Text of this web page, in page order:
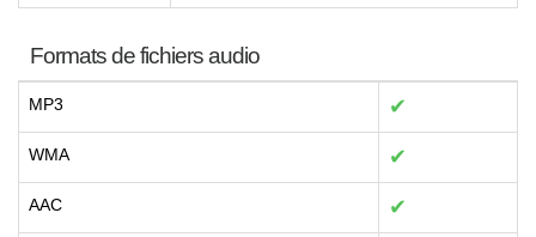
Formats de fichiers audio
MP3 ✔
WMA ✔
AAC ✔